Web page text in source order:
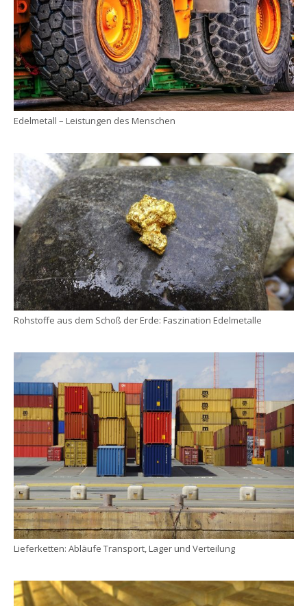
Edelmetall – Leistungen des Menschen
Rohstoffe aus dem Schoß der Erde: Faszination Edelmetalle
Lieferketten: Abläufe Transport, Lager und Verteilung